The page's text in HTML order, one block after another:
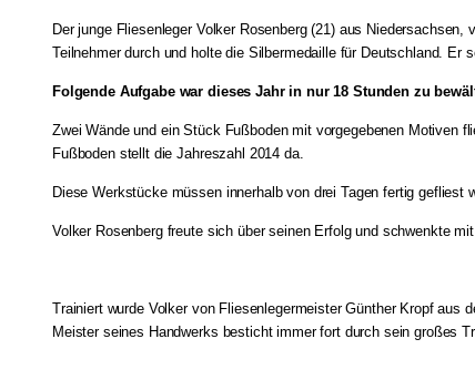
Der junge Fliesenleger Volker Rosenberg (21) aus
Teilnehmer durch und holte die Silbermedaille für Deutschland.
Folgende Aufgabe war dieses Jahr in nur 18 Stunden zu
Zwei Wände und ein Stück Fußboden mit vorgegebenen Motiven
Fußboden stellt die Jahreszahl 2014 da.
Diese Werkstücke müssen innerhalb von drei Tagen fertig
Volker Rosenberg freute sich über seinen Erfolg und schwenkte
Trainiert wurde Volker von Fliesenlegermeister Günther Kropf
Meister seines Handwerks besticht immer fort durch sein großes